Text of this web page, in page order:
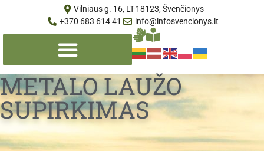
Vilniaus g. 16, LT-18123, Švenčionys
+370 683 614 41
info@infosvencionys.lt
METALO LAUŽO
SUPIRKIMAS